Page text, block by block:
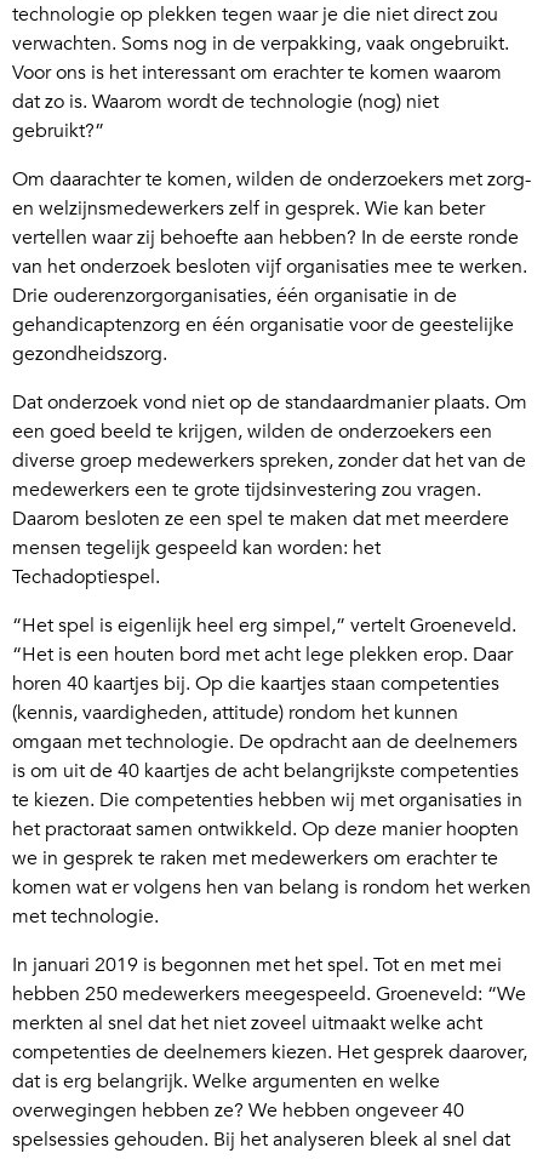
technologie op plekken tegen waar je die niet direct zou
verwachten. Soms nog in de verpakking, vaak ongebruikt.
Voor ons is het interessant om erachter te komen waarom
dat zo is. Waarom wordt de technologie (nog) niet
gebruikt?”
Om daarachter te komen, wilden de onderzoekers met zorg-
en welzijnsmedewerkers zelf in gesprek. Wie kan beter
vertellen waar zij behoefte aan hebben? In de eerste ronde
van het onderzoek besloten vijf organisaties mee te werken.
Drie ouderenzorgorganisaties, één organisatie in de
gehandicaptenzorg en één organisatie voor de geestelijke
gezondheidszorg.
Dat onderzoek vond niet op de standaardmanier plaats. Om
een goed beeld te krijgen, wilden de onderzoekers een
diverse groep medewerkers spreken, zonder dat het van de
medewerkers een te grote tijdsinvestering zou vragen.
Daarom besloten ze een spel te maken dat met meerdere
mensen tegelijk gespeeld kan worden: het
Techadoptiespel.
“Het spel is eigenlijk heel erg simpel,” vertelt Groeneveld.
“Het is een houten bord met acht lege plekken erop. Daar
horen 40 kaartjes bij. Op die kaartjes staan competenties
(kennis, vaardigheden, attitude) rondom het kunnen
omgaan met technologie. De opdracht aan de deelnemers
is om uit de 40 kaartjes de acht belangrijkste competenties
te kiezen. Die competenties hebben wij met organisaties in
het practoraat samen ontwikkeld. Op deze manier hoopten
we in gesprek te raken met medewerkers om erachter te
komen wat er volgens hen van belang is rondom het werken
met technologie.
In januari 2019 is begonnen met het spel. Tot en met mei
hebben 250 medewerkers meegespeeld. Groeneveld: “We
merkten al snel dat het niet zoveel uitmaakt welke acht
competenties de deelnemers kiezen. Het gesprek daarover,
dat is erg belangrijk. Welke argumenten en welke
overwegingen hebben ze? We hebben ongeveer 40
spelsessies gehouden. Bij het analyseren bleek al snel dat